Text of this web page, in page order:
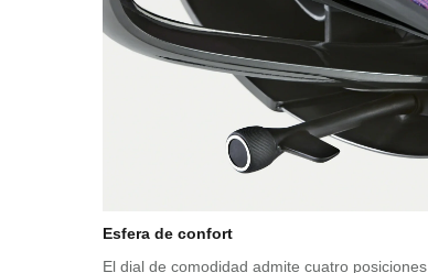
Esfera de confort
El dial de comodidad admite cuatro posiciones